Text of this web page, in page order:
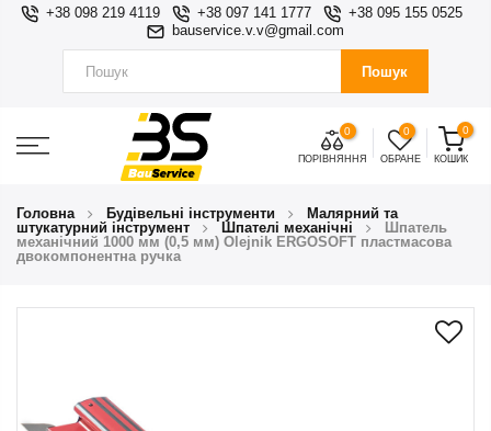
+38 098 219 4119 +38 097 141 1777
+38 095 155 0525
bauservice.v.v@gmail.com
Пошук
0
ПОРІВНЯННЯ
0
ОБРАНЕ
0
КОШИК
Головна Будівельні інструменти
Малярний та
штукатурний інструмент
Шпателі механічні
Шпатель
механічний 1000 мм (0,5 мм) Olejnik ERGOSOFT пластмасова
двокомпонентна ручка